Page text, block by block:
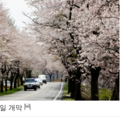
개막